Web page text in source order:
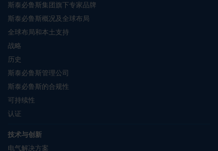
斯泰必鲁斯集团旗下专家品牌
斯泰必鲁斯概况及全球布局
全球布局和本土支持
战略
历史
斯泰必鲁斯管理公司
斯泰必鲁斯的合规性
可持续性
认证
技术与创新
电气解决方案